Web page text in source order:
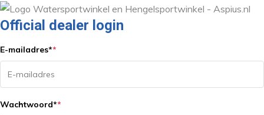
Official dealer login
E-mailadres**
Wachtwoord**